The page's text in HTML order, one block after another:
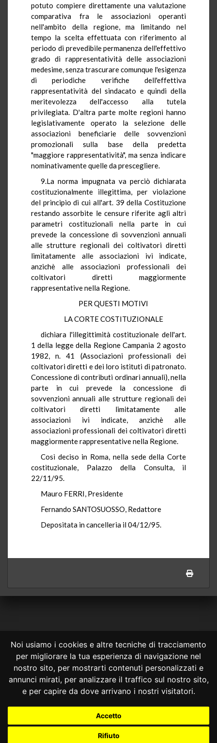
Noi usiamo i cookies e altre tecniche di tracciamento
per migliorare la tua esperienza di navigazione nel
nostro sito, per mostrarti contenuti personalizzati e
annunci mirati, per analizzare il traffico sul nostro sito,
e per capire da dove arrivano i nostri visitatori.
Accetto
Rifiuto
potuto compiere direttamente una valutazione
comparativa fra le associazioni operanti
nell'ambito della regione, ma limitando nel
tempo la scelta effettuata con riferimento al
periodo di prevedibile permanenza dell'effettivo
grado di rappresentatività delle associazioni
medesime, senza trascurare comunque l'esigenza
di periodiche verifiche dell'effettiva
rappresentatività del sindacato e quindi della
meritevolezza dell'accesso alla tutela
privilegiata. D'altra parte molte regioni hanno
legislativamente operato la selezione delle
associazioni beneficiarie delle sovvenzioni
promozionali sulla base della predetta
"maggiore rappresentatività", ma senza indicare
nominativamente quelle da prescegliere.
9.La norma impugnata va perciò dichiarata
costituzionalmente illegittima, per violazione
del principio di cui all'art. 39 della Costituzione
restando assorbite le censure riferite agli altri
parametri costituzionali nella parte in cui
prevede la concessione di sovvenzioni annuali
alle strutture regionali dei coltivatori diretti
limitatamente alle associazioni ivi indicate,
anzichè alle associazioni professionali dei
coltivatori diretti maggiormente
rappresentative nella Regione.
PER QUESTI MOTIVI
LA CORTE COSTITUZIONALE
dichiara l'illegittimità costituzionale dell'art.
1 della legge della Regione Campania 2 agosto
1982, n. 41 (Associazioni professionali dei
coltivatori diretti e dei loro istituti di patronato.
Concessione di contributi ordinari annuali), nella
parte in cui prevede la concessione di
sovvenzioni annuali alle strutture regionali dei
coltivatori diretti limitatamente alle
associazioni ivi indicate, anzichè alle
associazioni professionali dei coltivatori diretti
maggiormente rappresentative nella Regione.
Così deciso in Roma, nella sede della Corte
costituzionale, Palazzo della Consulta, il
22/11/95.
Mauro FERRI, Presidente
Fernando SANTOSUOSSO, Redattore
Depositata in cancelleria il 04/12/95.
CONSULTA ONLINE DAL 1995 -NOTE LEGALI
Consulta OnLine non ha prodotto e non è responsabile per i contenuti e
le informazioni legali di siti collegati.
costituisce una relazione di consulenza legale.
Nessuno deve confidare o agire in base alle informazioni disponibili in